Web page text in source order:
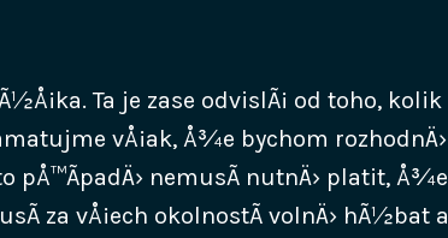
Ta je zase odvislÃ¡ od toho, kolik
vÅ¡ak, Å¾e bychom rozhodnÄ›
pÅ™Ã­padÄ› nemusÃ­ nutnÄ› platit, Å¾e
za vÅ¡ech okolnostÃ­ volnÄ› hÃ½bat a